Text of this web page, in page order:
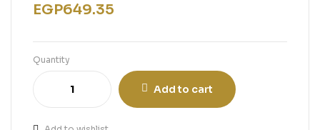
EGP649.35
Quantity
Add to cart